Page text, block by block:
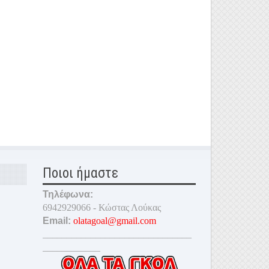
Ποιοι ήμαστε
Τηλέφωνα:
6942929066 - Κώστας Λούκας
Email: olatagoal@gmail.com